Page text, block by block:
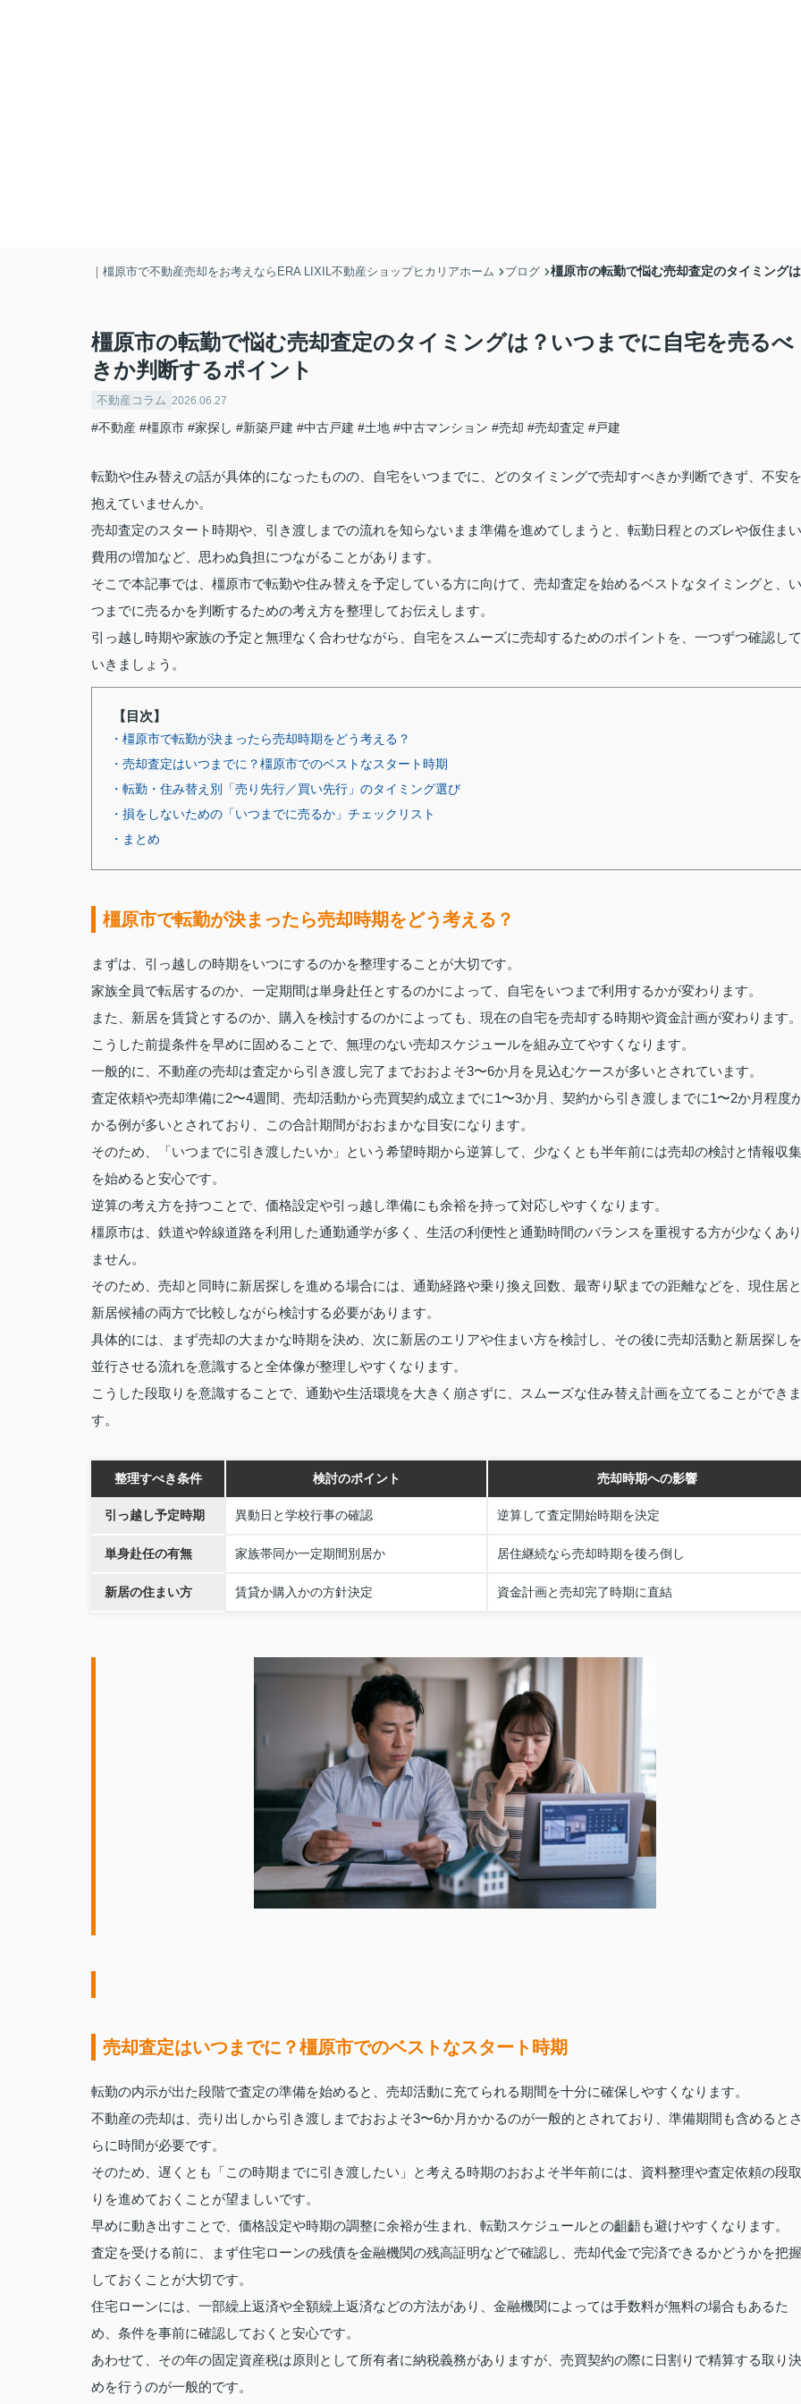
｜橿原市で不動産売却をお考えならERA LIXIL不動産ショップヒカリアホーム ブログ 橿原市の転勤で悩む売却査定のタイミング
橿原市の転勤で悩む売却査定のタイミングは？いつまでに自宅を売るべ
きか判断するポイント
不動産コラム 2026.06.27
#不動産 #橿原市 #家探し #新築戸建 #中古戸建 #土地 #中古マンション #売却 #売却査定 #戸建
転勤や住み替えの話が具体的になったものの、自宅をいつまでに、どのタイミングで売却すべきか判断できず、不安を
抱えていませんか。
売却査定のスタート時期や、引き渡しまでの流れを知らないまま準備を進めてしまうと、転勤日程とのズレや仮住まい
費用の増加など、思わぬ負担につながることがあります。
そこで本記事では、橿原市で転勤や住み替えを予定している方に向けて、売却査定を始めるベストなタイミングと、い
つまでに売るかを判断するための考え方を整理してお伝えします。
引っ越し時期や家族の予定と無理なく合わせながら、自宅をスムーズに売却するためのポイントを、一つずつ確認して
いきましょう。
【目次】
・橿原市で転勤が決まったら売却時期をどう考える？
・売却査定はいつまでに？橿原市でのベストなスタート時期
・転勤・住み替え別「売り先行／買い先行」のタイミング選び
・損をしないための「いつまでに売るか」チェックリスト
・まとめ
橿原市で転勤が決まったら売却時期をどう考える？
まずは、引っ越しの時期をいつにするのかを整理することが大切です。
家族全員で転居するのか、一定期間は単身赴任とするのかによって、自宅をいつまで利用するかが変わります。
また、新居を賃貸とするのか、購入を検討するのかによっても、現在の自宅を売却する時期や資金計画が変わります。
こうした前提条件を早めに固めることで、無理のない売却スケジュールを組み立てやすくなります。
一般的に、不動産の売却は査定から引き渡し完了までおおよそ3〜6か月を見込むケースが多いとされています。
査定依頼や売却準備に2〜4週間、売却活動から売買契約成立までに1〜3か月、契約から引き渡しまでに1〜2か月程度
かる例が多いとされており、この合計期間がおおまかな目安になります。
そのため、「いつまでに引き渡したいか」という希望時期から逆算して、少なくとも半年前には売却の検討と情報収集
を始めると安心です。
逆算の考え方を持つことで、価格設定や引っ越し準備にも余裕を持って対応しやすくなります。
橿原市は、鉄道や幹線道路を利用した通勤通学が多く、生活の利便性と通勤時間のバランスを重視する方が少なくあり
ません。
そのため、売却と同時に新居探しを進める場合には、通勤経路や乗り換え回数、最寄り駅までの距離などを、現住居と
新居候補の両方で比較しながら検討する必要があります。
具体的には、まず売却の大まかな時期を決め、次に新居のエリアや住まい方を検討し、その後に売却活動と新居探しを
並行させる流れを意識すると全体像が整理しやすくなります。
こうした段取りを意識することで、通勤や生活環境を大きく崩さずに、スムーズな住み替え計画を立てることができま
す。
整理すべき条件 検討のポイント 売却時期への影響
引っ越し予定時期 異動日と学校行事の確認 逆算して査定開始時期を決定
単身赴任の有無 家族帯同か一定期間別居か 居住継続なら売却時期を後ろ倒し
新居の住まい方 賃貸か購入かの方針決定 資金計画と売却完了時期に直結
売却査定はいつまでに？橿原市でのベストなスタート時期
転勤の内示が出た段階で査定の準備を始めると、売却活動に充てられる期間を十分に確保しやすくなります。
不動産の売却は、売り出しから引き渡しまでおおよそ3〜6か月かかるのが一般的とされており、準備期間も含めるとさ
らに時間が必要です。
そのため、遅くとも「この時期までに引き渡したい」と考える時期のおおよそ半年前には、資料整理や査定依頼の段取
りを進めておくことが望ましいです。
早めに動き出すことで、価格設定や時期の調整に余裕が生まれ、転勤スケジュールとの齟齬も避けやすくなります。
査定を受ける前に、まず住宅ローンの残債を金融機関の残高証明などで確認し、売却代金で完済できるかどうかを把握
しておくことが大切です。
住宅ローンには、一部繰上返済や全額繰上返済などの方法があり、金融機関によっては手数料が無料の場合もあるた
め、条件を事前に確認しておくと安心です。
あわせて、その年の固定資産税は原則として所有者に納税義務がありますが、売買契約の際に日割りで精算する取り決
めを行うのが一般的です。